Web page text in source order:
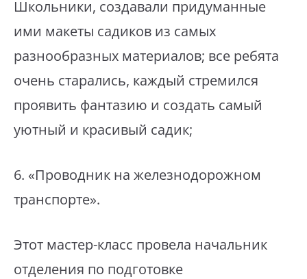
Школьники, создавали придуманные
ими макеты садиков из самых
разнообразных материалов; все ребята
очень старались, каждый стремился
проявить фантазию и создать самый
уютный и красивый садик;
⁣6. «Проводник на железнодорожном
транспорте».
⁣Этот мастер-класс провела начальник
отделения по подготовке